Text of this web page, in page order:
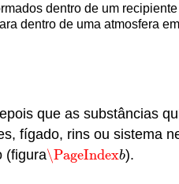
dentro de um
dentro de uma atmosfera
que as substâncias
fígado, rins ou sistema
(figura\PageIndexb
\PageIndexb).